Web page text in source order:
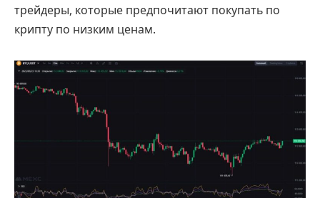
трейдеры, которые предпочитают покупать по
крипту по низким ценам.